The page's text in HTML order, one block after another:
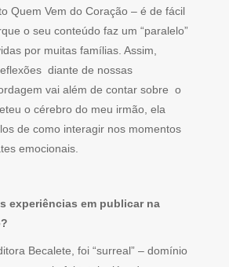
Quem Vem do Coração – é de fácil
o seu conteúdo faz um “paralelo”
por muitas famílias. Assim,
diante de nossas
vai além de contar sobre o
o cérebro do meu irmão, ela
de como interagir nos momentos
emocionais.
experiências em publicar na
Becalete, foi “surreal” – domínio